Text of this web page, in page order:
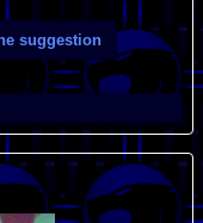
suggestion